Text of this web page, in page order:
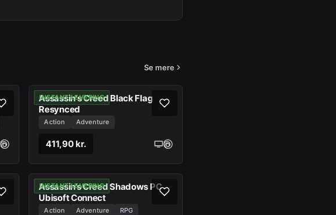
Se mere
INSTANT LEVERING
Assassin's Creed Black Flag
Resynced
Action Adventure
411,90 kr.
INSTANT LEVERING
Assassin’s Creed Shadows PC
Ubisoft Connect
Action Adventure RPG